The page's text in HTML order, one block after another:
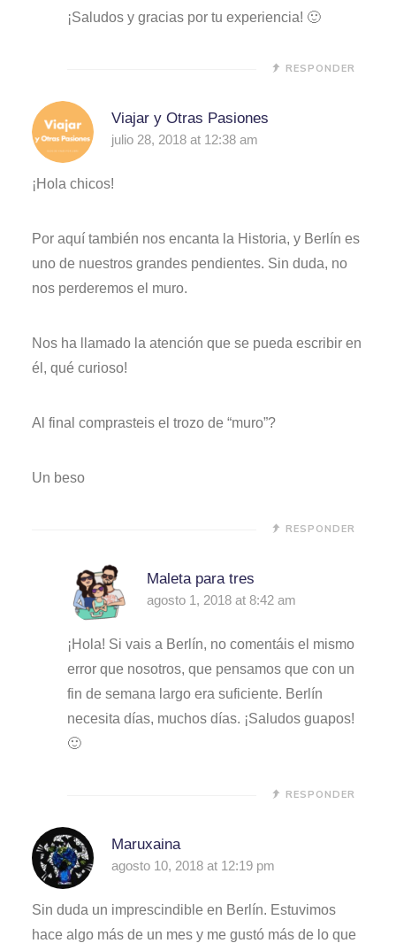
¡Saludos y gracias por tu experiencia! 🙂
RESPONDER
Viajar y Otras Pasiones
julio 28, 2018 at 12:38 am
¡Hola chicos!
Por aquí también nos encanta la Historia, y Berlín es
uno de nuestros grandes pendientes. Sin duda, no
nos perderemos el muro.
Nos ha llamado la atención que se pueda escribir en
él, qué curioso!
Al final comprasteis el trozo de “muro”?
Un beso
RESPONDER
Maleta para tres
agosto 1, 2018 at 8:42 am
¡Hola! Si vais a Berlín, no comentáis el mismo
error que nosotros, que pensamos que con un
fin de semana largo era suficiente. Berlín
necesita días, muchos días. ¡Saludos guapos!
🙂
RESPONDER
Maruxaina
agosto 10, 2018 at 12:19 pm
Sin duda un imprescindible en Berlín. Estuvimos
hace algo más de un mes y me gustó más de lo que